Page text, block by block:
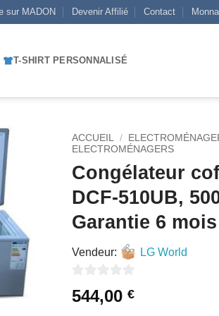
sur MADON Devenir Affilié Contact
T-SHIRT PERSONNALISÉ
ACCUEIL /
ELECTROMÉNAGERS
Congélateur
DCF-510UB,
Garantie 6 mois
Vendeur: LG World
sur
544,00 €